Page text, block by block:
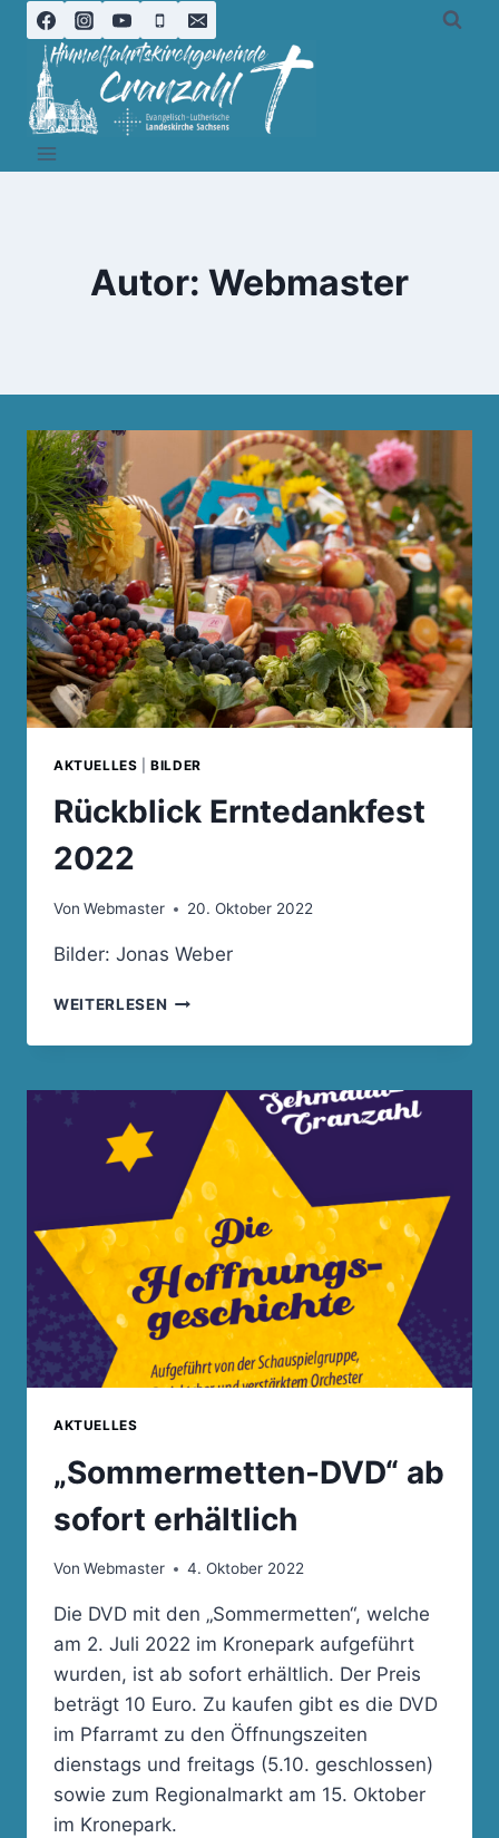
Zum
Inhalt
springen
Autor: Webmaster
AKTUELLES |BILDER
Rückblick Erntedankfest
2022
Von Webmaster 20. Oktober 2022
Bilder: Jonas Weber
WEITERLESEN RÜCKBLICK
2022
AKTUELLES
„Sommermetten-DVD“ ab
sofort erhältlich
Von Webmaster 4. Oktober 2022
Die DVD mit den „Sommermetten“, welche
am 2. Juli 2022 im Kronepark aufgeführt
wurden, ist ab sofort erhältlich. Der Preis
beträgt 10 Euro. Zu kaufen gibt es die DVD
im Pfarramt zu den Öffnungszeiten
dienstags und freitags (5.10. geschlossen)
sowie zum Regionalmarkt am 15. Oktober
im Kronepark.